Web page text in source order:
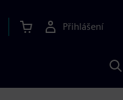
Přihlášení